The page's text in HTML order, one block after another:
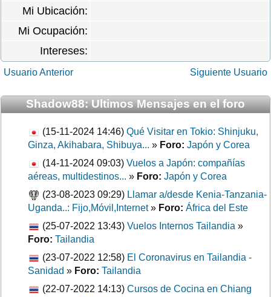
Mi Ubicación:
Mi Ocupación:
Intereses:
Usuario Anterior Siguiente Usuario
Shadow88: Ultimos Mensajes en el foro
(15-11-2024 14:46) Qué Visitar en Tokio: Shinjuku,
Ginza, Akihabara, Shibuya... » Foro: Japón y Corea
(14-11-2024 09:03) Vuelos a Japón: compañías
aéreas, multidestinos... » Foro: Japón y Corea
(23-08-2023 09:29) Llamar a/desde Kenia-Tanzania-
Uganda..: Fijo,Móvil,Internet» Foro: África del Este
(25-07-2022 13:43) Vuelos Internos Tailandia »
Foro: Tailandia
(23-07-2022 12:58) El Coronavirus en Tailandia -
Sanidad » Foro: Tailandia
(22-07-2022 14:13) Cursos de Cocina en Chiang